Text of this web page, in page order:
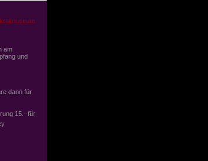
am
und
dann für
15.- für